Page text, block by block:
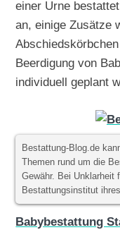
einer Urne
an, einige Zusätze
Beerdigung von
individuell geplant
Bestattung-Blog.de
Themen rund um die
Gewähr. Bei Unklarheit
Bestattungsinstitut
Babybestattung